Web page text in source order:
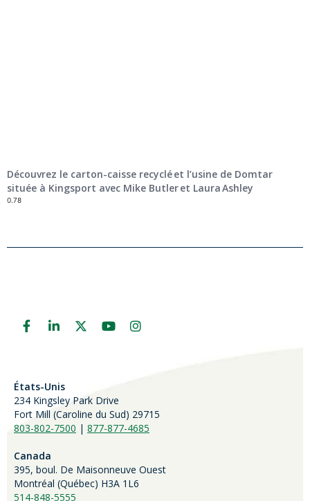
Découvrez le carton-caisse recyclé et l’usine de Domtar
située à Kingsport avec Mike Butler et Laura Ashley
États-Unis
234 Kingsley Park Drive
Fort Mill (Caroline du Sud) 29715
803-802-7500 | 877-877-4685
Canada
395, boul. De Maisonneuve Ouest
Montréal (Québec) H3A 1L6
514-848-5555